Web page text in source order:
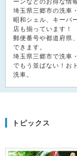
ーンなどのお得な情
埼玉県三郷市の洗車
昭和シェル、キーパ
店も揃っています！
郵便番号や都道府県
できます。
埼玉県三郷市で洗車
でもう並ばない！お
洗車。
トピックス